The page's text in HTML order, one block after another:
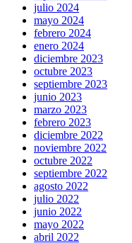
julio 2024
mayo 2024
febrero 2024
enero 2024
diciembre 2023
octubre 2023
septiembre 2023
junio 2023
marzo 2023
febrero 2023
diciembre 2022
noviembre 2022
octubre 2022
septiembre 2022
agosto 2022
julio 2022
junio 2022
mayo 2022
abril 2022